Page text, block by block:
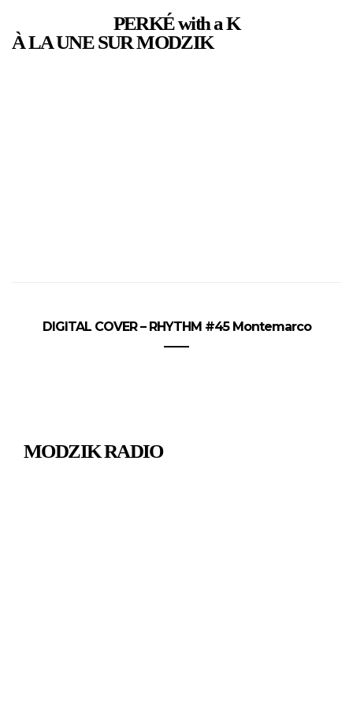
PERKÉ with a K
À LA UNE SUR MODZIK
DIGITAL COVER – RHYTHM #45 Montemarco
MODZIK RADIO